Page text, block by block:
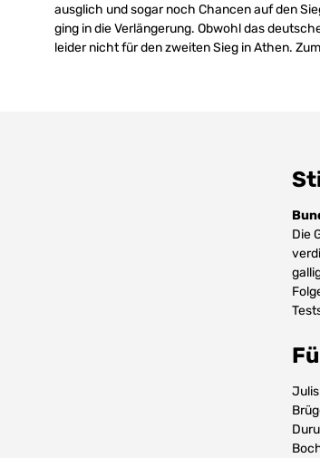
ausglich und sogar noch Chancen auf den
ging in die Verlängerung. Obwohl das
leider nicht für den zweiten Sieg in Athen.
Die